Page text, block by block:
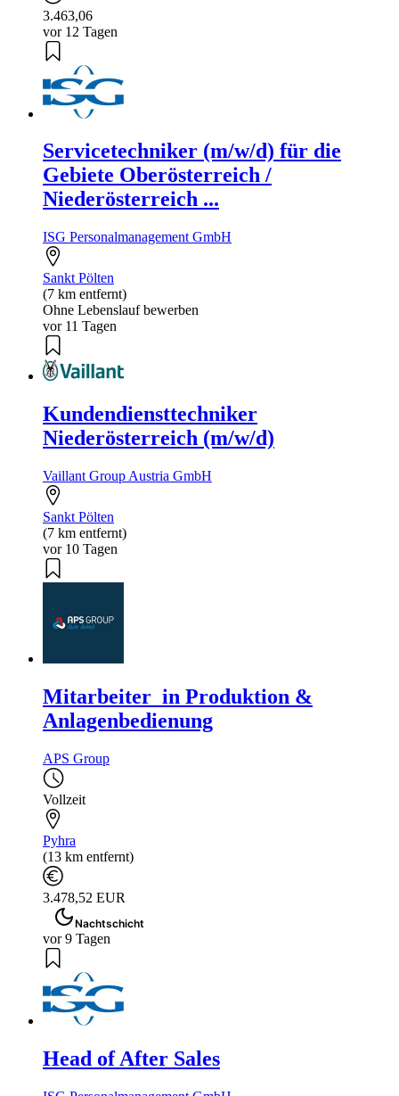
3.463,06
vor 12 Tagen
Servicetechniker (m/w/d) für die
Gebiete Oberösterreich /
Niederösterreich ...
ISG Personalmanagement GmbH
Sankt Pölten
(7 km entfernt)
Ohne Lebenslauf bewerben
vor 11 Tagen
Kundendiensttechniker
Niederösterreich (m/w/d)
Vaillant Group Austria GmbH
Sankt Pölten
(7 km entfernt)
vor 10 Tagen
Mitarbeiter_in Produktion &
Anlagenbedienung
APS Group
Vollzeit
Pyhra
(13 km entfernt)
3.478,52 EUR
Nachtschicht
vor 9 Tagen
Head of After Sales